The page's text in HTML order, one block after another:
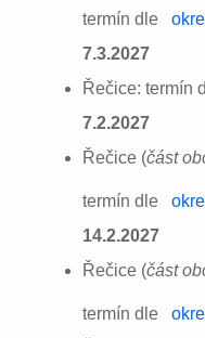
termín dle
7.3.2027
Řečice: termín
7.2.2027
Řečice (část
termín dle
14.2.2027
Řečice (část
termín dle